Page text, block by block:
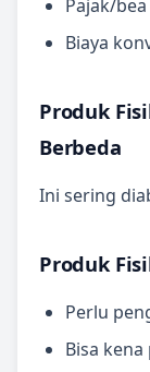
Pajak/
Biaya
Produk
Berbeda
Ini sering
Produk
Perlu
Bisa kena